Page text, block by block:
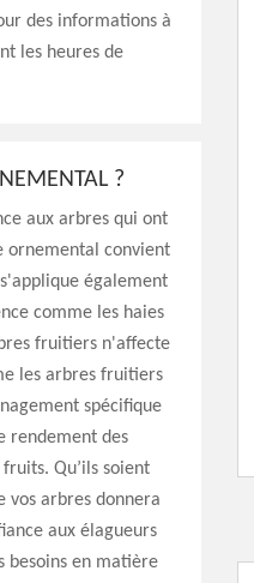
des informations à
les heures de
?
aux arbres qui ont
ornemental convient
également
comme les haies
fruitiers n'affecte
les arbres fruitiers
spécifique
rendement des
Qu’ils soient
arbres donnera
aux élagueurs
besoins en matière